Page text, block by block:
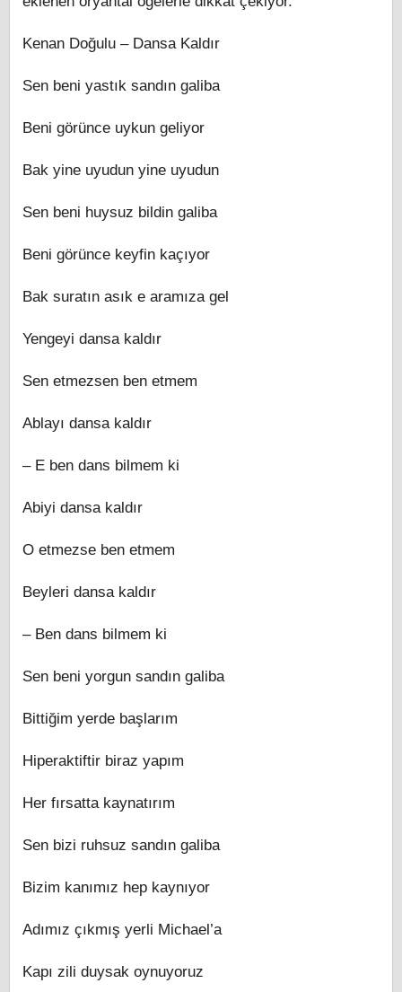
Kenan Doğulu – Dansa Kaldır
Sen beni yastık sandın galiba
Beni görünce uykun geliyor
Bak yine uyudun yine uyudun
Sen beni huysuz bildin galiba
Beni görünce keyfin kaçıyor
Bak suratın asık e aramıza gel
Yengeyi dansa kaldır
Sen etmezsen ben etmem
Ablayı dansa kaldır
– E ben dans bilmem ki
Abiyi dansa kaldır
O etmezse ben etmem
Beyleri dansa kaldır
– Ben dans bilmem ki
Sen beni yorgun sandın galiba
Bittiğim yerde başlarım
Hiperaktiftir biraz yapım
Her fırsatta kaynatırım
Sen bizi ruhsuz sandın galiba
Bizim kanımız hep kaynıyor
Adımız çıkmış yerli Michael’a
Kapı zili duysak oynuyoruz